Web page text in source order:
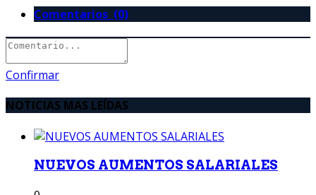
Comentarios (0)
Confirmar
NOTICIAS MAS LEÍDAS
NUEVOS AUMENTOS SALARIALES